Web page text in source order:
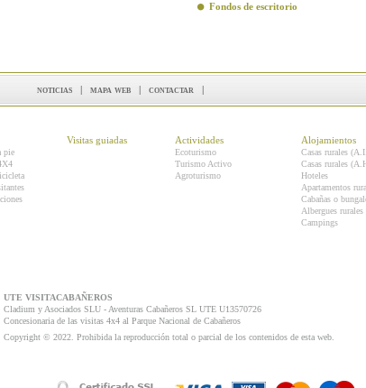
Fondos de escritorio
noticias | mapa web | contactar |
pie
Visitas guiadas Actividades
Ecoturismo
Turismo Activo
Agroturismo
Alojamientos
Casas rurales
Casas rurales
Hoteles
Apartamentos
Cabañas o
Albergues rurales
Campings
UTE VISITACABAÑEROS
Cladium y Asociados SLU - Aventuras Cabañeros SL UTE U13570726
Concesionaria de las visitas 4x4 al Parque Nacional de Cabañeros
Copyright © 2022. Prohibida la reproducción total o parcial de los contenidos de esta web.